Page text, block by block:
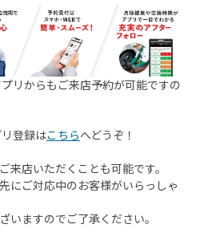
リからもご来店予約が可能ですの
登録はこちらへどうぞ！
来店いただくことも可能です。
にご対応中のお客様がいらっしゃ
いますのでご了承ください。